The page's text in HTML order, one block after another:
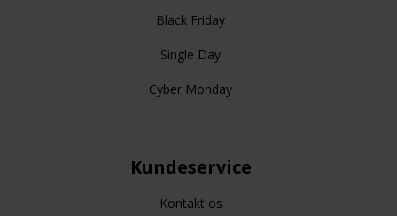
Kundeservice
Kontakt os
Black Friday
Single Day
Cyber Monday